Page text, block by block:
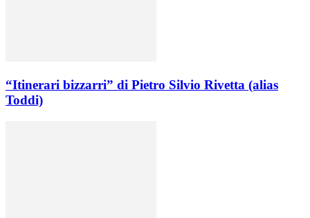
“Itinerari bizzarri” di Pietro Silvio Rivetta (alias
Toddi)